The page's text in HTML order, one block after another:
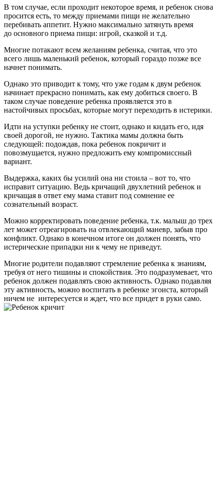
В том случае, если проходит некоторое время, и ребенок снова
просится есть, то между приемами пищи не желательно
перебивать аппетит. Нужно максимально затянуть время
до основного приема пищи: игрой, сказкой и т.д.
Многие потакают всем желаниям ребенка, считая, что это
всего лишь маленький ребенок, который гораздо позже все
начнет понимать.
Однако это приводит к тому, что уже годам к двум ребенок
начинает прекрасно понимать, как ему добиться своего. В
таком случае поведение ребенка проявляется это в
настойчивых просьбах, которые могут переходить в истерики.
Идти на уступки ребенку не стоит, однако и кидать его, идя
своей дорогой, не нужно. Тактика мамы должна быть
следующей: подождав, пока ребенок покричит и
повозмущается, нужно предложить ему компромиссный
вариант.
Выдержка, каких бы усилий она ни стоила – вот то, что
исправит ситуацию. Ведь кричащий двухлетний ребенок и
кричащая в ответ ему мама ставит под сомнение ее
сознательный возраст.
Можно корректировать поведение ребенка, т.к. малыш до трех
лет может отреагировать на отвлекающий маневр, забыв про
конфликт. Однако в конечном итоге он должен понять, что
истерические припадки ни к чему не приведут.
Многие родители подавляют стремление ребенка к знаниям,
требуя от него тишины и спокойствия. Это подразумевает, что
ребенок должен подавлять свою активность. Однако подавляя
эту активность, можно воспитать в ребенке эгоиста, который
ничем не интересуется и ждет, что все придет в руки само.